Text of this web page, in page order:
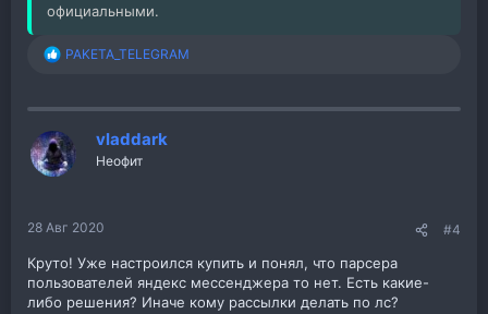
официальными.
Р
к
ц
и
и
PAKETA_TELEGRAM
vladdark
Неофит
28 Авг 2020 #4
Круто! Уже настроился купить и понял, что парсера
пользователей яндекс мессенджера то нет. Есть какие-
либо решения? Иначе кому рассылки делать по лс?